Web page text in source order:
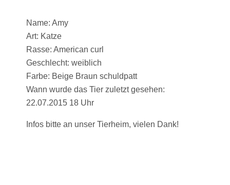
Name: Amy
Art: Katze
Rasse: American curl
Geschlecht: weiblich
Farbe: Beige Braun schuldpatt
Wann wurde das Tier zuletzt gesehen:
22.07.2015 18 Uhr
Infos bitte an unser Tierheim, vielen Dank!